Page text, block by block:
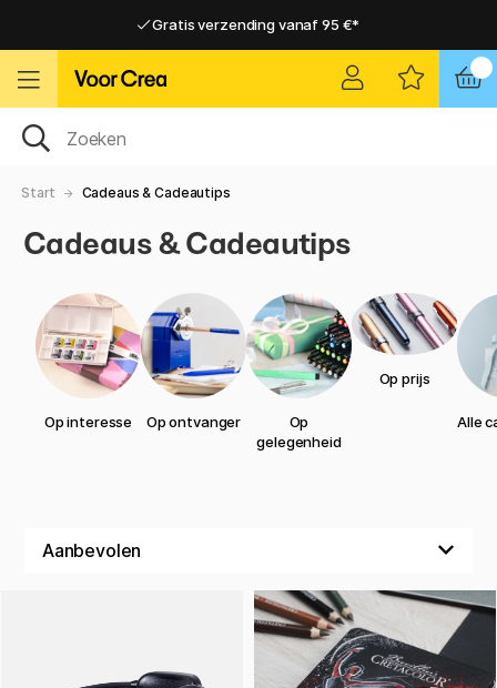
Gratis verzending vanaf 95 €*
Gratis verzending vanaf 95 €*
Start Cadeaus & Cadeautips
Cadeaus & Cadeautips
Op interesse Op ontvanger
Op
gelegenheid
Op prijs
Alle